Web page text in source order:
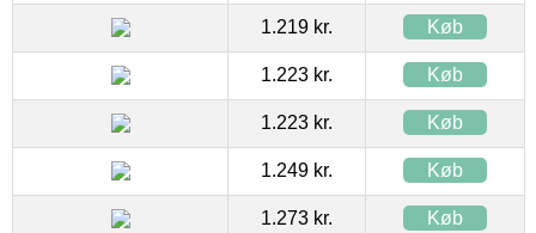
1.219 kr. Køb
1.223 kr. Køb
1.223 kr. Køb
1.249 kr. Køb
1.273 kr. Køb